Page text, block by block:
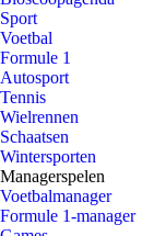
Sport
Voetbal
Formule 1
Autosport
Tennis
Wielrennen
Schaatsen
Wintersporten
Managerspelen
Voetbalmanager
Formule 1-manager